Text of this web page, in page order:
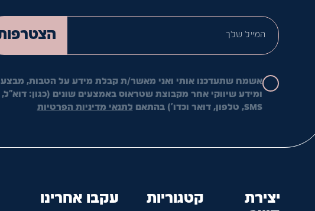
המייל
אשמח שתעדכנו אותי ואני מאשר/ת קבלת מידע על הטבות,
ומידע שיווקי אחר מקבוצת שטראוס באמצעים שונים (כגון: דוא"ל,
SMS, טלפון, דואר וכדו') בהתאם
לתנאי מדיניות הפרטיות
יצירת
קטגוריות עקבו אחרינו